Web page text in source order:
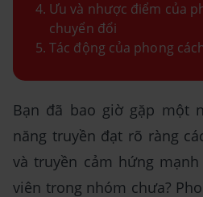
Ưu và nhược điểm của
chuyển đổi
Tác động của phong
Bạn đã bao giờ gặp một
năng truyền đạt rõ ràng
và truyền cảm hứng
viên trong nhóm chưa?